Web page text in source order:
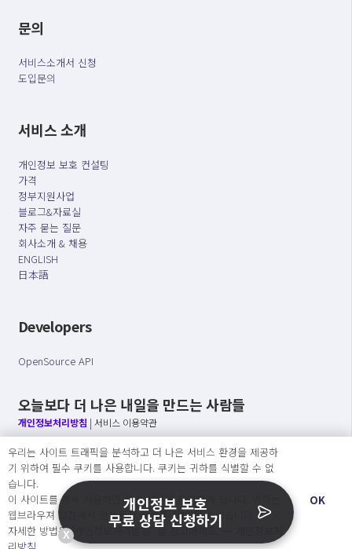
문의
서비스소개서 신청
도입문의
서비스 소개
개인정보 보호 컨설팅
가격
정부지원사업
블로그&자료실
자주 묻는 질문
회사소개 & 채용
ENGLISH
日本語
Developers
OpenSource API
오늘보다 더 나은 내일을 만드는 사람들
개인정보처리방침 | 서비스 이용약관
○ 개인정보보호 컴플라이언스를 선도하겠습니다.
○ 정보주체의 권리를 보장하겠습니다.
○ 기업의 개인정보보호를 위한 효율적 관리를 보장하겠습니다.
Copyright Ⓒ
우리는 사이트 트래픽을 분석하고 더 나은 서비스 환경을 제공하
기 위하여 필수 쿠키를 사용합니다. 쿠키는 귀하를 식별할 수 없
습니다.
이 사이트를 계속 사용하면 쿠키 사용에 동의하게 됩니다. 귀하는
웹브라우져 설정에서 언제든지 쿠키를 삭제 할 수있습니다.
자세한 방법은 “개인정보처리방침” 을 참고하세요. →
OK
X
개인정보 보호
무료 상담 신청하기